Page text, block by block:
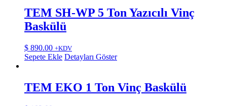
TEM SH-WP 5 Ton Yazıcılı Vinç
Baskülü
$ 890.00 +KDV
Sepete Ekle Detayları Göster
TEM EKO 1 Ton Vinç Baskülü